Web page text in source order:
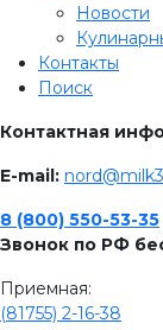
Новости
Контакты
Поиск
Контактная
E-mail:
8 (800) 550-53-35
Звонок по РФ
Приемная:
(81755) 2-16-38